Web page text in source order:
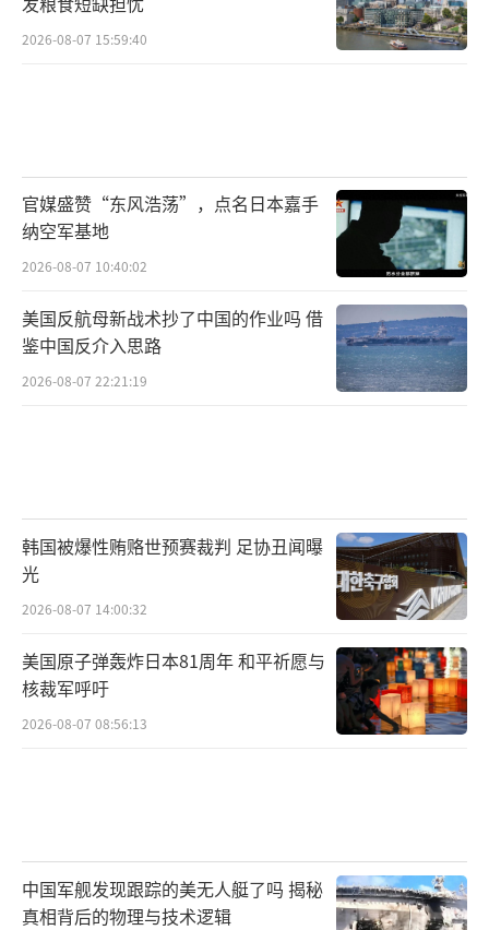
2026-08-07 15:59:40
官媒盛赞“东风浩荡”，点名日本嘉手
纳空军基地
2026-08-07 10:40:02
美国反航母新战术抄了中国的作业吗 借
鉴中国反介入思路
2026-08-07 22:21:19
韩国被爆性贿赂世预赛裁判 足协丑闻曝
光
2026-08-07 14:00:32
美国原子弹轰炸日本81周年 和平祈愿与
核裁军呼吁
2026-08-07 08:56:13
中国军舰发现跟踪的美无人艇了吗 揭秘
真相背后的物理与技术逻辑